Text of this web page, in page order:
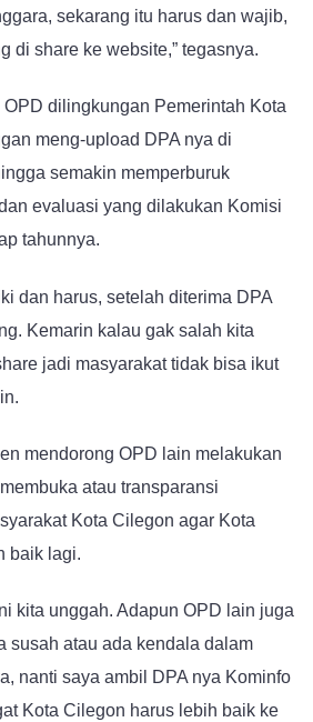
sekarang itu harus dan wajib,
di share ke website,” tegasnya.
dilingkungan Pemerintah Kota
meng-upload DPA nya di
semakin memperburuk
evaluasi yang dilakukan Komisi
tahunnya.
dan harus, setelah diterima DPA
Kemarin kalau gak salah kita
jadi masyarakat tidak bisa ikut
mendorong OPD lain melakukan
atau transparansi
Kota Cilegon agar Kota
baik lagi.
kita unggah. Adapun OPD lain juga
susah atau ada kendala dalam
nanti saya ambil DPA nya Kominfo
Kota Cilegon harus lebih baik ke